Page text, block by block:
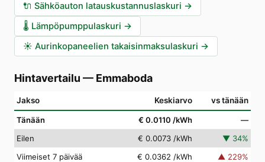
🔌 Sähköauton latauskustannuslaskuri →
🌡️ Lämpöpumppulaskuri →
☀️ Aurinkopaneelien takaisinmaksulaskuri →
Hintavertailu — Emmaboda
Jakso Keskiarvo vs tänään
Tänään € 0.0110 /kWh
—
Eilen
€ 0.0073 /kWh ▼ 34%
Viimeiset 7 päivää
€ 0.0362 /kWh ▲ 229%